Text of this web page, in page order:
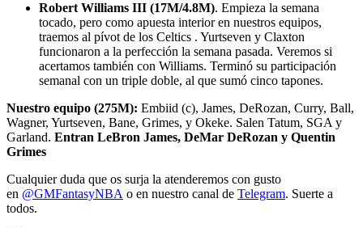
Robert Williams III (17M/4.8M). Empieza la semana
tocado, pero como apuesta interior en nuestros equipos,
traemos al pívot de los Celtics . Yurtseven y Claxton
funcionaron a la perfección la semana pasada. Veremos si
acertamos también con Williams. Terminó su participación
semanal con un triple doble, al que sumó cinco tapones.
Nuestro equipo (275M): Embiid (c), James, DeRozan, Curry, Ball,
Wagner, Yurtseven, Bane, Grimes, y Okeke. Salen Tatum, SGA y
Garland. Entran LeBron James, DeMar DeRozan y Quentin
Grimes
Cualquier duda que os surja la atenderemos con gusto
en @GMFantasyNBA o en nuestro canal de Telegram. Suerte a
todos.